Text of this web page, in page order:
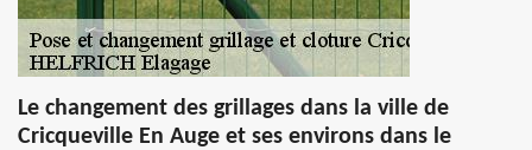
Le changement des grillages dans la ville de
Cricqueville En Auge et ses environs dans le